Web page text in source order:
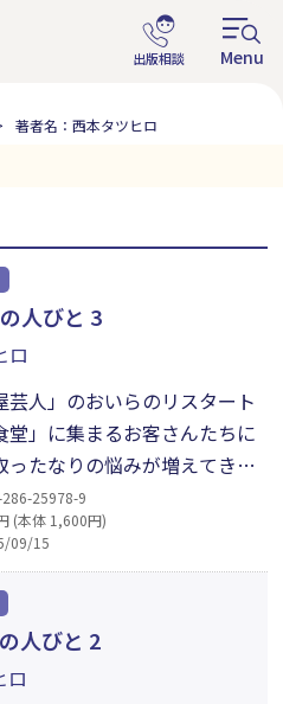
著者名：西本タツヒロ
人びと 3
ロ
芸人」のおいらのリスタート
堂」に集まるお客さんたちに
ったなりの悩みが増えてき
東へ西へと奔走する毎日
の人たちがそれぞれの問題
日を生きている。わずかな力
けれど、それでもできるこ
まずに、精一杯寄り添うこ
、おいらの人生に再び「光」
た人たちに対する「恩返
25978-9
(本体 1,600円)
09/15
人びと 2
ロ